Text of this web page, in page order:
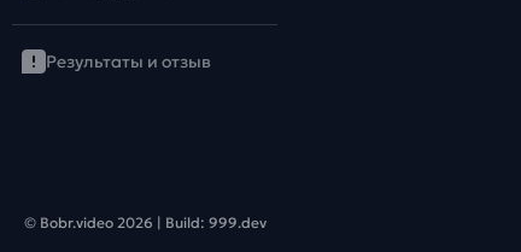
Результаты и отзыв
© Bobr.video 2026 | Build: 999.dev